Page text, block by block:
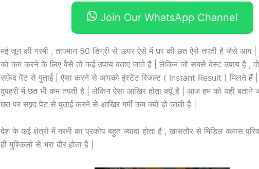
Join Our WhatsApp Channel
मई जून की गरमी , तापमान 50 डिग्री से ऊपर ऐसे में घर की छत ऐसे तपती है जैसे आग |
को कम करने के लिए वैसे तो कई उपाय बताए जाते है | लेकिन जो सबसे बेस्ट उपाय है ,
सफ़ेद पेंट से पुताई | ऐसा करने से आपको इंस्टेंट रिजल्ट ( Instant Result ) मिलते हैं |
दुपहरी में छत भी कम तपती है | लेकिन ऐसा आखिर होता क्यूँ है | आज हम को यही बताने
छत पर सफ्र्द पेंट से पुताई करने से आखिर गर्मी कम क्यों हो जाती है |
देश के कई क्षेत्रो में गरमी का प्रकोप बहुत ज्यादा होता है , खासतौर से मिडिल क्लास
ही मुश्किलों से भरा दौर होता है |